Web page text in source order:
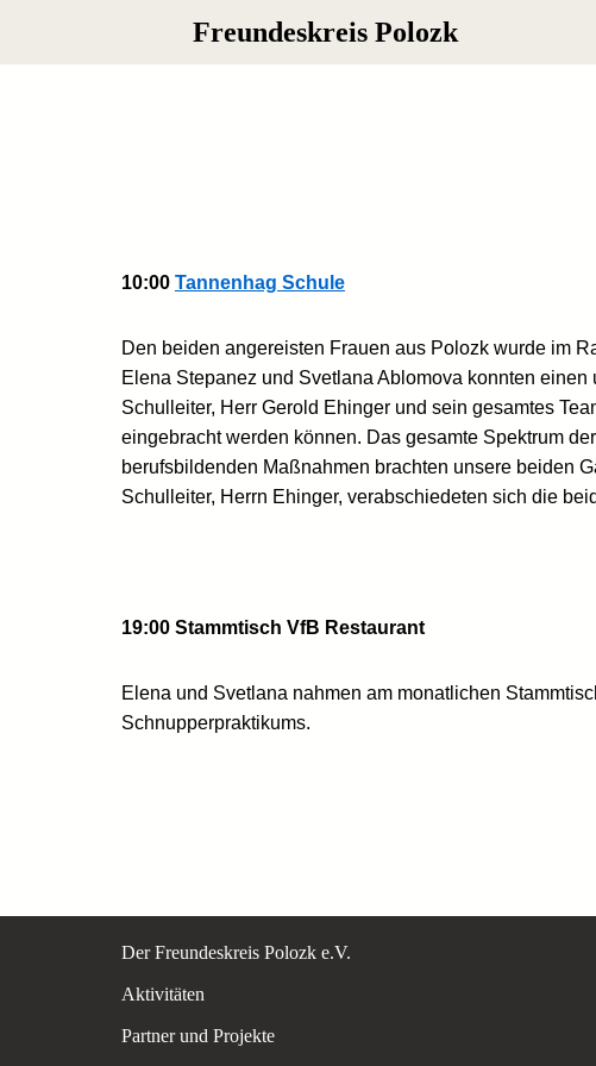
Freundeskreis Polozk
10:00 Tannenhag Schule
Den beiden angereisten Frauen aus Polozk wurde im
Elena Stepanez und Svetlana Ablomova konnten
Schulleiter, Herr Gerold Ehinger und sein gesamtes
eingebracht werden können. Das gesamte Spektrum
berufsbildenden Maßnahmen brachten unsere beiden
Schulleiter, Herrn Ehinger, verabschiedeten sich die
19:00 Stammtisch VfB Restaurant
Elena und Svetlana nahmen am monatlichen
Schnupperpraktikums.
Der Freundeskreis Polozk e.V.
Aktivitäten
Partner und Projekte